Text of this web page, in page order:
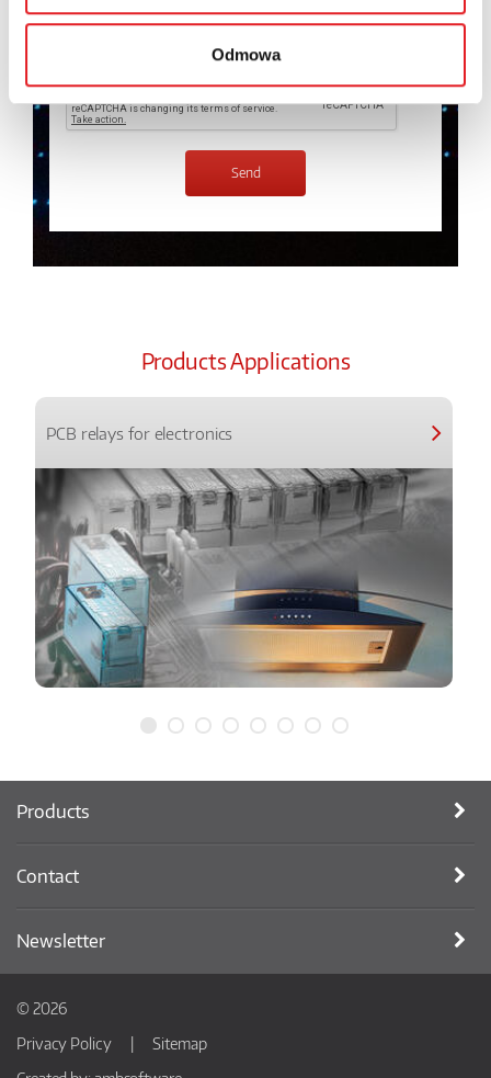
Odmowa
I have read thePrivacy Policy*
Products Applications
PCB relays for electronics
Products
Contact
Newsletter
© 2026
Privacy Policy
Sitemap